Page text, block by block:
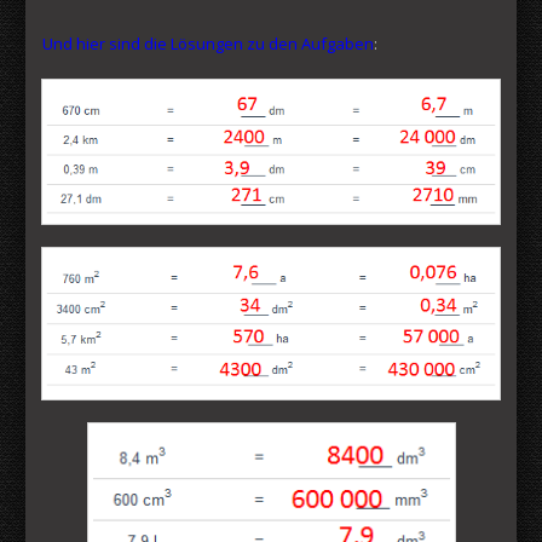
Und hier sind die Lösungen zu den Aufgaben: